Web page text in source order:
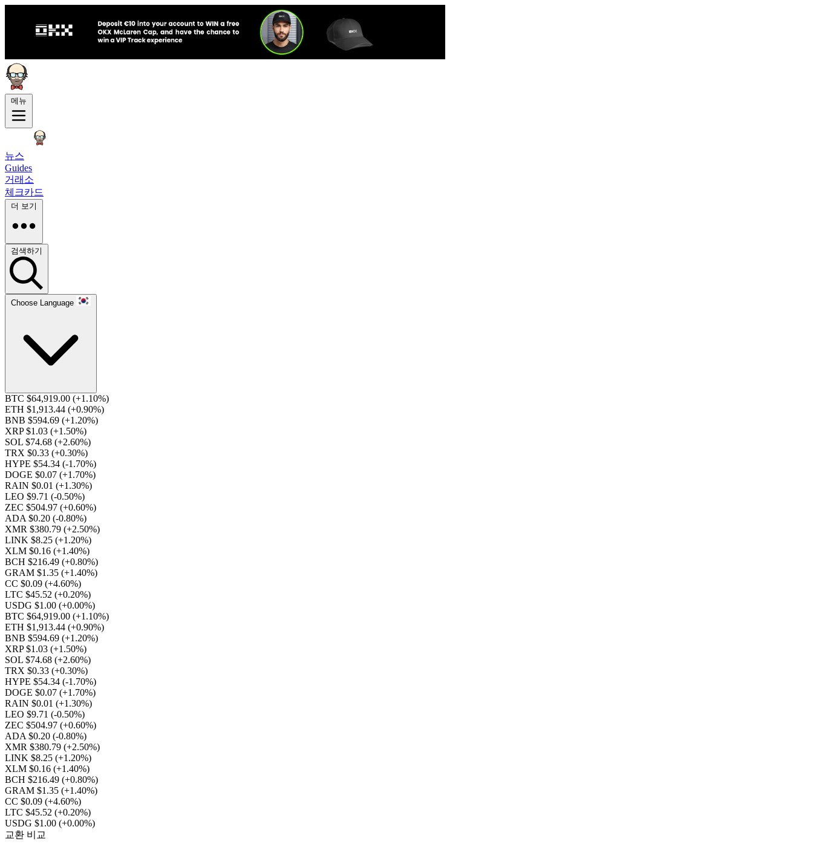
메뉴
뉴스
Guides
거래소
체크카드
더 보기
검색하기
Choose Language
BTC $64,919.00 (+1.10%)
ETH $1,913.44 (+0.90%)
BNB $594.69 (+1.20%)
XRP $1.03 (+1.50%)
SOL $74.68 (+2.60%)
TRX $0.33 (+0.30%)
HYPE $54.34 (-1.70%)
DOGE $0.07 (+1.70%)
RAIN $0.01 (+1.30%)
LEO $9.71 (-0.50%)
ZEC $504.97 (+0.60%)
ADA $0.20 (-0.80%)
XMR $380.79 (+2.50%)
LINK $8.25 (+1.20%)
XLM $0.16 (+1.40%)
BCH $216.49 (+0.80%)
GRAM $1.35 (+1.40%)
CC $0.09 (+4.60%)
LTC $45.52 (+0.20%)
USDG $1.00 (+0.00%)
BTC $64,919.00 (+1.10%)
ETH $1,913.44 (+0.90%)
BNB $594.69 (+1.20%)
XRP $1.03 (+1.50%)
SOL $74.68 (+2.60%)
TRX $0.33 (+0.30%)
HYPE $54.34 (-1.70%)
DOGE $0.07 (+1.70%)
RAIN $0.01 (+1.30%)
LEO $9.71 (-0.50%)
ZEC $504.97 (+0.60%)
ADA $0.20 (-0.80%)
XMR $380.79 (+2.50%)
LINK $8.25 (+1.20%)
XLM $0.16 (+1.40%)
BCH $216.49 (+0.80%)
GRAM $1.35 (+1.40%)
CC $0.09 (+4.60%)
LTC $45.52 (+0.20%)
USDG $1.00 (+0.00%)
교환 비교